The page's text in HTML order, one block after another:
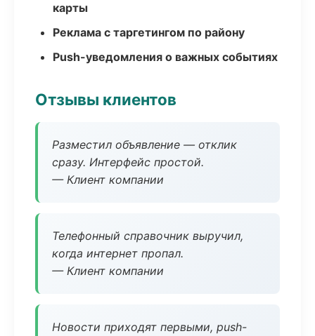
карты
Реклама с таргетингом по району
Push-уведомления о важных событиях
Отзывы клиентов
Разместил объявление — отклик
сразу. Интерфейс простой.
— Клиент компании
Телефонный справочник выручил,
когда интернет пропал.
— Клиент компании
Новости приходят первыми, push-